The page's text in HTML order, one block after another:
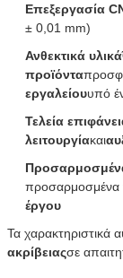
Επεξεργασία
± 0,01 mm)
Ανθεκτικά υλικά
προϊόντα
εργαλείουυπό
Τελεία
λειτουργίακαι
προσαρμοσμένα
έργου
Τα χαρακτηριστικά
ακρίβειαςσε